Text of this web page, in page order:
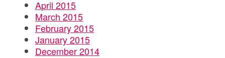
April 2015
March 2015
February 2015
January 2015
December 2014